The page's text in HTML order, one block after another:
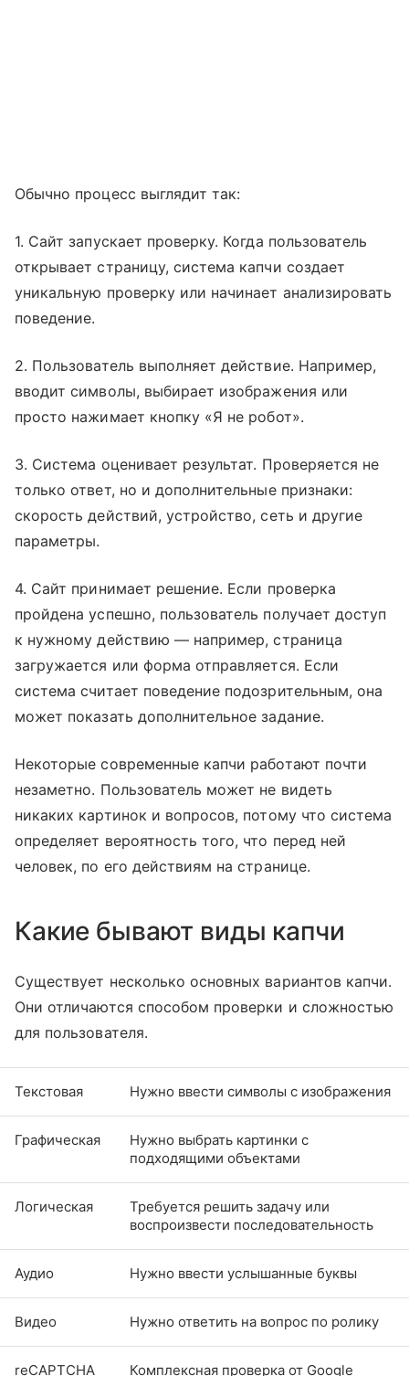
Обычно процесс выглядит так:
1. Сайт запускает проверку. Когда пользователь
открывает страницу, система капчи создает
уникальную проверку или начинает анализировать
поведение.
2. Пользователь выполняет действие. Например,
вводит символы, выбирает изображения или
просто нажимает кнопку «Я не робот».
3. Система оценивает результат. Проверяется не
только ответ, но и дополнительные признаки:
скорость действий, устройство, сеть и другие
параметры.
4. Сайт принимает решение. Если проверка
пройдена успешно, пользователь получает доступ
к нужному действию — например, страница
загружается или форма отправляется. Если
система считает поведение подозрительным, она
может показать дополнительное задание.
Некоторые современные капчи работают почти
незаметно. Пользователь может не видеть
никаких картинок и вопросов, потому что система
определяет вероятность того, что перед ней
человек, по его действиям на странице.
Какие бывают виды капчи
Существует несколько основных вариантов капчи.
Они отличаются способом проверки и сложностью
для пользователя.
Текстовая Нужно ввести символы с изображения
Графическая
Нужно выбрать картинки с
подходящими объектами
Логическая
Требуется решить задачу или
воспроизвести последовательность
Аудио Нужно ввести услышанные буквы
Видео Нужно ответить на вопрос по ролику
reCAPTCHA Комплексная проверка от Google